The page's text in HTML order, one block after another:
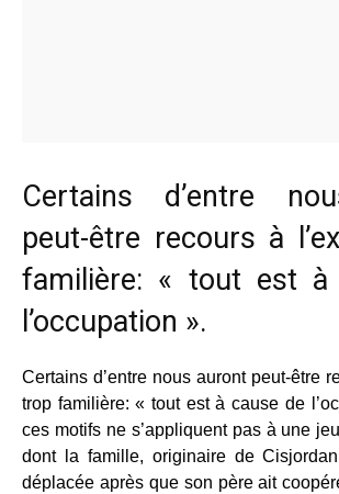
Certains d’entre
peut-être recours à
familière: « tout est à
l’occupation ».
Certains d’entre nous auront peut-être
trop familière: « tout est à cause de
ces motifs ne s’appliquent pas à une
dont la famille, originaire de
déplacée après que son père ait